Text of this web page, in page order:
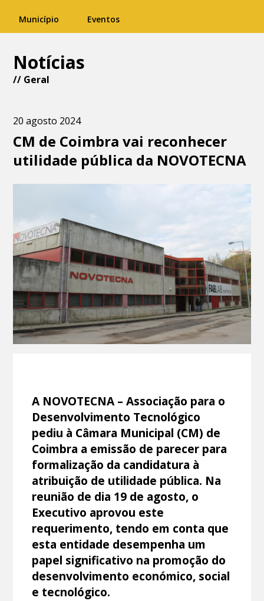
Município Eventos
Notícias
// Geral
20 agosto 2024
CM de Coimbra vai reconhecer
utilidade pública da NOVOTECNA
A NOVOTECNA – Associação para o
Desenvolvimento Tecnológico
pediu à Câmara Municipal (CM) de
Coimbra a emissão de parecer para
formalização da candidatura à
atribuição de utilidade pública. Na
reunião de dia 19 de agosto, o
Executivo aprovou este
requerimento, tendo em conta que
esta entidade desempenha um
papel significativo na promoção do
desenvolvimento económico, social
e tecnológico.